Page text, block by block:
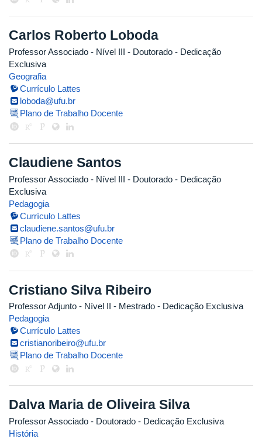
Carlos Roberto Loboda
Professor Associado - Nível III - Doutorado - Dedicação
Exclusiva
Geografia
Currículo Lattes
loboda@ufu.br
Plano de Trabalho Docente
Claudiene Santos
Professor Associado - Nível III - Doutorado - Dedicação
Exclusiva
Pedagogia
Currículo Lattes
claudiene.santos@ufu.br
Plano de Trabalho Docente
Cristiano Silva Ribeiro
Professor Adjunto - Nível II - Mestrado - Dedicação Exclusiva
Pedagogia
Currículo Lattes
cristianoribeiro@ufu.br
Plano de Trabalho Docente
Dalva Maria de Oliveira Silva
Professor Associado - Doutorado - Dedicação Exclusiva
História